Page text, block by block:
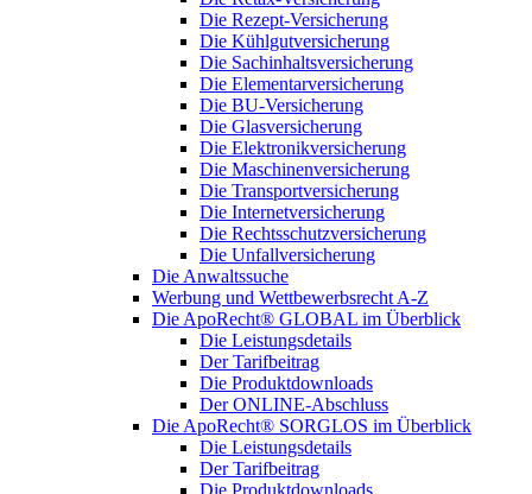
Die Rezept-Versicherung
Die Kühlgutversicherung
Die Sachinhaltsversicherung
Die Elementarversicherung
Die BU-Versicherung
Die Glasversicherung
Die Elektronikversicherung
Die Maschinenversicherung
Die Transportversicherung
Die Internetversicherung
Die Rechtsschutzversicherung
Die Unfallversicherung
Die Anwaltssuche
Werbung und Wettbewerbsrecht A-Z
Die ApoRecht® GLOBAL im Überblick
Die Leistungsdetails
Der Tarifbeitrag
Die Produktdownloads
Der ONLINE-Abschluss
Die ApoRecht® SORGLOS im Überblick
Die Leistungsdetails
Der Tarifbeitrag
Die Produktdownloads